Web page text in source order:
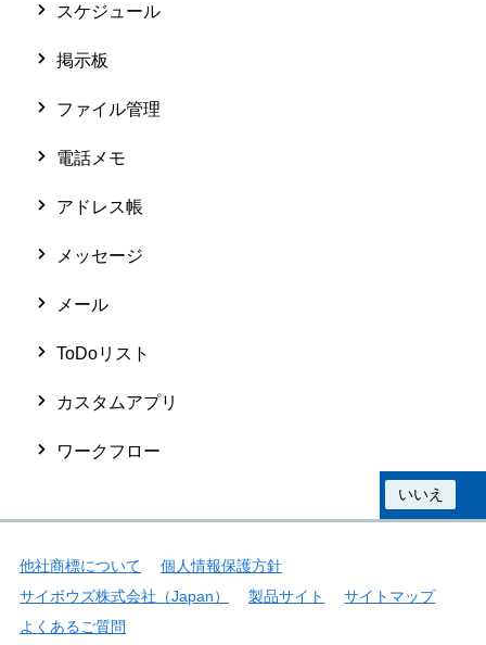
スケジュール
掲示板
ファイル管理
電話メモ
アドレス帳
メッセージ
メール
ToDoリスト
カスタムアプリ
ワークフロー
いいえ
他社商標について
個人情報保護方針
サイボウズ株式会社（Japan）
製品サイト
サイトマップ
よくあるご質問